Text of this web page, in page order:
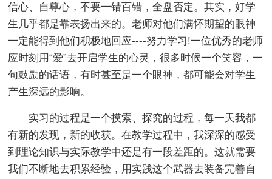
信心、自尊心，不要一错百错，全盘否定。其实，好学
生几乎都是靠表扬出来的。老师对他们满怀期望的眼神
一定能得到他们积极地回应----努力学习!一位优秀的老师
应时刻用“爱”去开启学生的心灵，很多时候一个笑容，一
句鼓励的话语，有时甚至是一个眼神，都可能会对学生
产生深远的影响。
实习的过程是一个摸索、探究的过程，每一天我都
有新的发现，新的收获。在教学过程中，我深深的感受
到理论知识与实际教学中还是有一段差距的。这就需要
我们不断地去积累经验，用实践这个武器去装备完善自